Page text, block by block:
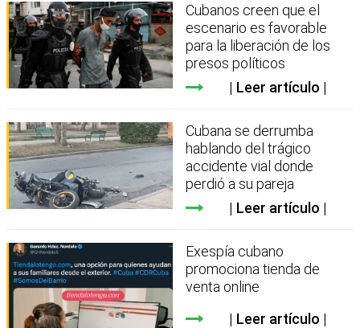
Cubanos creen que el
escenario es favorable
para la liberación de los
presos políticos
Leer artículo
Cubana se derrumba
hablando del trágico
accidente vial donde
perdió a su pareja
Leer artículo
Exespía cubano
promociona tienda de
venta online
Leer artículo